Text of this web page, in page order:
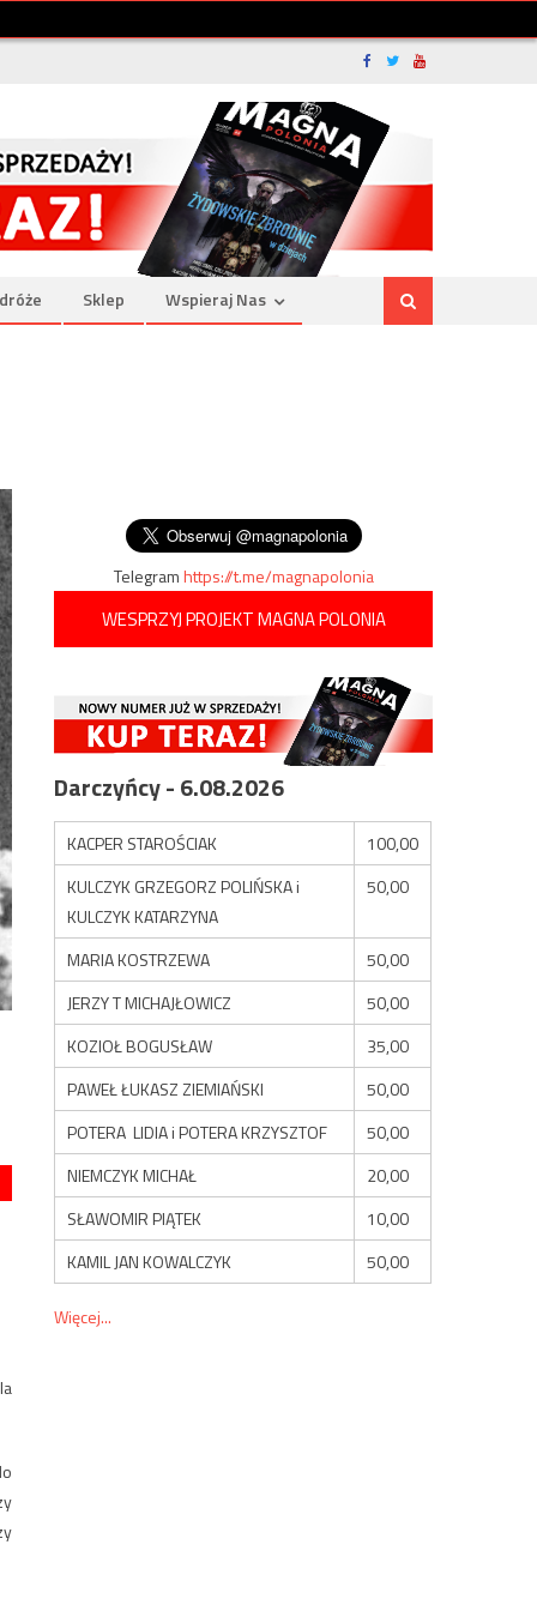
Sklep Wspieraj Nas
Telegramhttps://t.me/magnapolonia
WESPRZYJ PROJEKT MAGNA POLONIA
Darczyńcy - 6.08.2026
KACPER STAROŚCIAK
100,00
KULCZYK GRZEGORZ POLIŃSKA i
KULCZYK KATARZYNA
50,00
MARIA KOSTRZEWA
50,00
JERZY T MICHAJŁOWICZ
50,00
KOZIOŁ BOGUSŁAW
35,00
PAWEŁ ŁUKASZ ZIEMIAŃSKI
50,00
POTERA LIDIA i POTERA KRZYSZTOF
50,00
NIEMCZYK MICHAŁ
20,00
SŁAWOMIR PIĄTEK
10,00
KAMIL JAN KOWALCZYK
50,00
Więcej...